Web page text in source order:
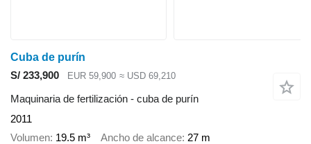
Cuba de purín
S/ 233,900
EUR 59,900 ≈ USD 69,210
Maquinaria de fertilización - cuba de purín
2011
Volumen 19.5 m³ Ancho de alcance 27 m